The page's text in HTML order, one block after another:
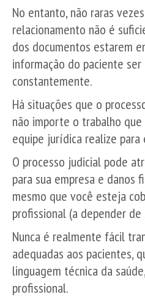
No entanto, não raras
relacionamento não é
dos documentos estarem
informação do paciente
constantemente.
Há situações que o
não importe o trabalho
equipe jurídica realize
O processo judicial pode
para sua empresa e danos
mesmo que você esteja
profissional (a depender de
Nunca é realmente fácil
adequadas aos pacientes,
linguagem técnica da
profissional.